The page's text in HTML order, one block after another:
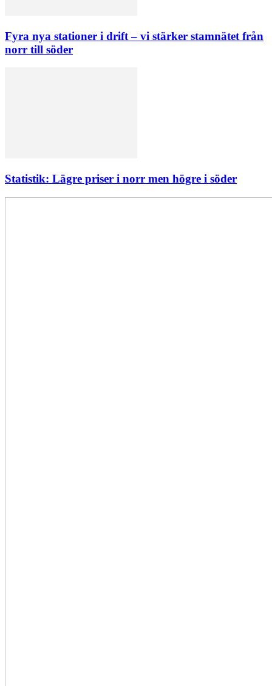
Fyra nya stationer i drift – vi stärker stamnätet från
norr till söder
Statistik: Lägre priser i norr men högre i söder